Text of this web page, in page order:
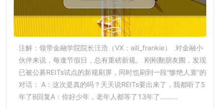
注解：领带金融学院院长汪浩（VX：aili_frankie） 对金融小
伙伴来说，每逢节假日，总有重磅新规。 刚刚翻朋友圈，发现
已被公募REITs试点的新规刷屏，同时也刷到一段“惨绝人寰”的
对话： A：这次是真的吗？天天说REITs要出来了，我都听了5
年了B回复A：你好少年，老年人都等了13年了……...